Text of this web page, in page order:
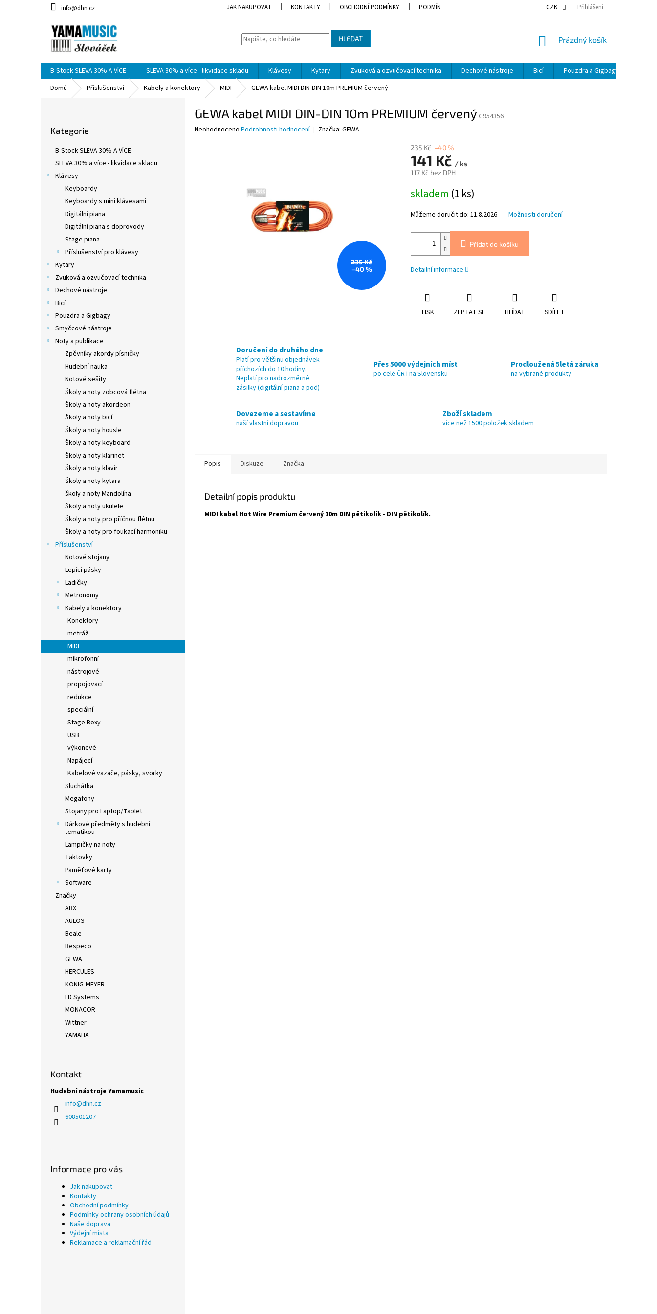
na
info@dhn.cz JAK NAKUPOVAT KONTAKTY OBCHODNÍ PODMÍNKY PODMÍNKY OCHRANY OSOBNÍCH ÚDAJŮ NAŠE DOPRAVA
CZK Přihlášení
HLEDAT
NÁKUPNÍ
Prázdný košík
B-Stock SLEVA 30% A VÍCE SLEVA 30% a více - likvidace skladu Klávesy Kytary Zvuková a ozvučovací technika Dechové nástroje Bicí Pouzdra a Gigbagy
Domů
Příslušenství Kabely a konektory MIDI GEWA kabel MIDI DIN-DIN 10m PREMIUM červený
kategorie
Kategorie
B-Stock SLEVA 30% A VÍCE
SLEVA 30% a více - likvidace skladu
Klávesy
Keyboardy
Keyboardy s mini klávesami
Digitální piana
Digitální piana s doprovody
Stage piana
Příslušenství pro klávesy
Kytary
Zvuková a ozvučovací technika
Dechové nástroje
Bicí
Pouzdra a Gigbagy
Smyčcové nástroje
Noty a publikace
Zpěvníky akordy písničky
Hudební nauka
Notové sešity
Školy a noty zobcová flétna
Školy a noty akordeon
Školy a noty bicí
Školy a noty housle
Školy a noty keyboard
Školy a noty klarinet
Školy a noty klavír
Školy a noty kytara
školy a noty Mandolína
Školy a noty ukulele
Školy a noty pro příčnou flétnu
Školy a noty pro foukací harmoniku
Příslušenství
Notové stojany
Lepící pásky
Ladičky
Metronomy
Kabely a konektory
Konektory
metráž
MIDI
mikrofonní
nástrojové
propojovací
redukce
speciální
Stage Boxy
USB
výkonové
Napájecí
Kabelové vazače, pásky, svorky
Sluchátka
Megafony
Stojany pro Laptop/Tablet
Dárkové předměty s hudební
tematikou
Lampičky na noty
Taktovky
Paměťové karty
Software
Značky
ABX
AULOS
Beale
Bespeco
GEWA
HERCULES
KONIG-MEYER
LD Systems
MONACOR
Wittner
YAMAHA
Kontakt
Hudební nástroje Yamamusic
info@dhn.cz
608501207
Informace pro vás
Jak nakupovat
Kontakty
Obchodní podmínky
Podmínky ochrany osobních údajů
Naše doprava
Výdejní místa
Reklamace a reklamační řád
GEWA kabel MIDI DIN-DIN 10m PREMIUM červený G954356
Průměrné
Neohodnoceno Podrobnosti hodnocení Značka: GEWA
235 Kč
–40 %
235 Kč –40 %
141 Kč / ks
117 Kč bez DPH
cena:
skladem (1 ks)
Můžeme doručit do: 11.8.2026 Možnosti doručení
Přidat do košíku
Detailní informace
TISK ZEPTAT SE HLÍDAT SDÍLET
Doručení do druhého dne
Platí pro většinu objednávek
příchozích do 10.hodiny.
Neplatí pro nadrozměrné
zásilky (digitální piana a pod)
Přes 5000 výdejních míst
po celé ČR i na Slovensku
Prodloužená 5letá záruka
na vybrané produkty
Dovezeme a sestavíme
naší vlastní dopravou
Zboží skladem
více než 1500 položek skladem
Popis Diskuze Značka
Detailní popis produktu
MIDI kabel Hot Wire Premium červený 10m DIN pětikolík - DIN pětikolík.